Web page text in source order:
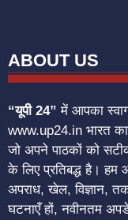
ABOUT US
“यूपी 24” में आपका
www.up24.in भारत
जो अपने पाठकों को
के लिए प्रतिबद्ध है। हम
अपराध, खेल, विज्ञान,
घटनाएँ हों, नवीनतम